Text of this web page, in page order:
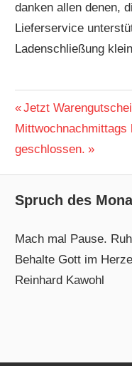
danken allen denen,
Lieferservice
Ladenschließung
ALLGEMEIN
Vorheriger
Beitrag:
Jetzt
Nächster
Beitrag:
Mittwochnachmittags
geschlossen.
Spruch des
Mach mal Pause.
Behalte Gott im
Reinhard Kawohl